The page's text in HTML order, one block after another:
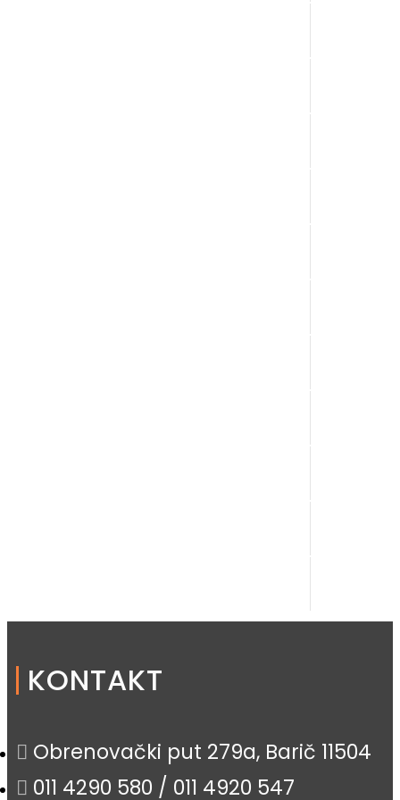
KONTAKT
Obrenovački put 279a, Barič 11504
011 4290 580 / 011 4920 547